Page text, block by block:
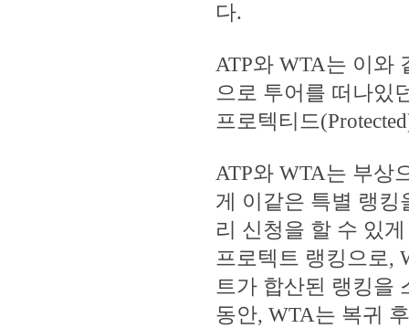
다.
ATP와 WTA는 이와
으로 투어를 떠나있
프로텍티드
ATP와 WTA는 부상
게 이같은 특별 랭킹
리 신청을 할 수 있
프로텍트 랭킹으로,
트가 합산된 랭킹을
동안, WTA는 복귀